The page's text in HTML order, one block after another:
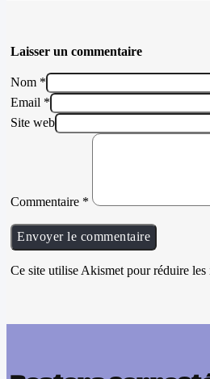
Laisser un commentaire
Nom *
Email *
Site web
Commentaire *
Ce site utilise Akismet pour réduire les